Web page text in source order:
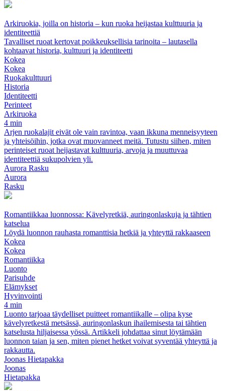
Arkiruokia, joilla on historia – kun ruoka heijastaa kulttuuria ja
identiteettiä
Tavalliset ruoat kertovat poikkeuksellisia tarinoita – lautasella
kohtaavat historia, kulttuuri ja identiteetti
Kokea
Kokea
Ruokakulttuuri
Historia
Identiteetti
Perinteet
Arkiruoka
4 min
Arjen ruokalajit eivät ole vain ravintoa, vaan ikkuna menneisyyteen
ja yhteisöihin, jotka ovat muovanneet meitä. Tutustu siihen, miten
perinteiset ruoat heijastavat kulttuuria, arvoja ja muuttuvaa
identiteettiä sukupolvien yli.
Aurora Rasku
Aurora
Rasku
Romantiikkaa luonnossa: Kävelyretkiä, auringonlaskuja ja tähtien
katselua
Löydä luonnon rauhasta romanttisia hetkiä ja yhteyttä rakkaaseen
Kokea
Kokea
Romantiikka
Luonto
Parisuhde
Elämykset
Hyvinvointi
4 min
Luonto tarjoaa täydelliset puitteet romantiikalle – olipa kyse
kävelyretkestä metsässä, auringonlaskun ihailemisesta tai tähtien
katselusta hiljaisessa yössä. Artikkeli johdattaa sinut löytämään
luonnon taian ja sen, miten pienet hetket voivat syventää yhteyttä ja
rakkautta.
Joonas Hietapakka
Joonas
Hietapakka